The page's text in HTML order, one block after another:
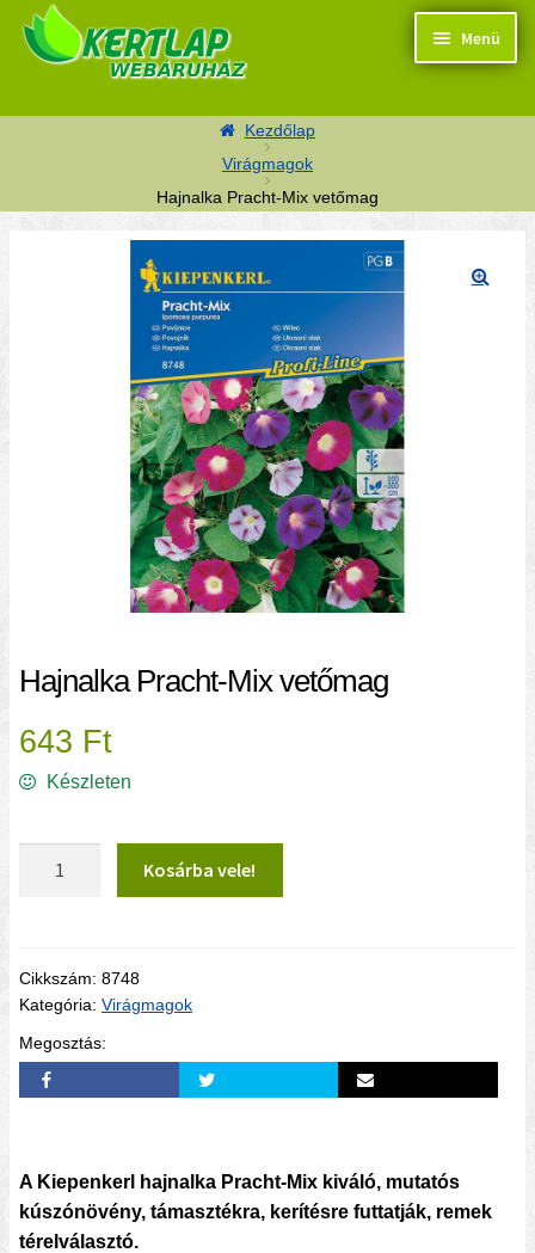
Ugrás a navigációhoz
Kilépés a tartalomba
Menü
Termékek
Kezdőlap
Virágmagok
Hajnalka Pracht-Mix vetőmag
Hajnalka Pracht-Mix vetőmag
643 Ft
Készleten
Hajnalka Pracht-Mix vetőmag mennyiség
Kosárba vele!
Cikkszám: 8748
Kategória: Virágmagok
Megosztás:
A Kiepenkerl hajnalka Pracht-Mix kiváló, mutatós
kúszónövény, támasztékra, kerítésre futtatják, remek
térelválasztó.